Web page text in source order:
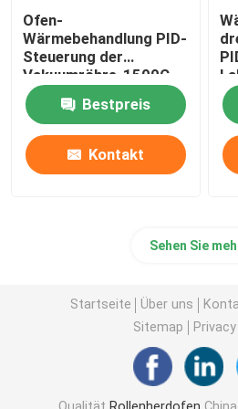
Ofen-
Wärmebehandlung PID-
Steuerung der
Vakuumröhre-1500C
Bestpreis
Kontakt
Sehen Sie
Startseite Über uns
Sitemap